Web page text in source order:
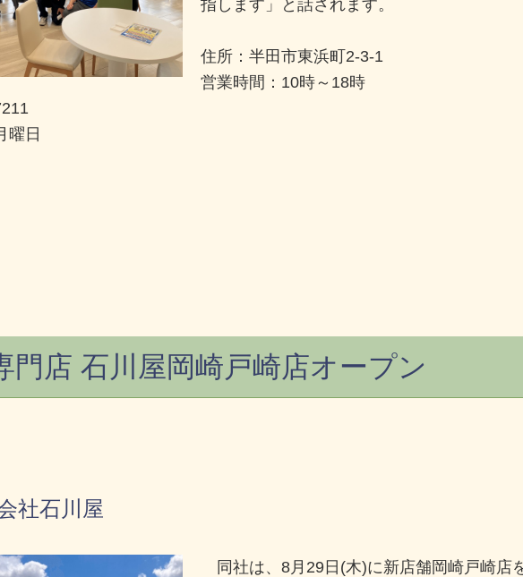
指します」と話されます。
住所：半田市東浜町2-3-1
営業時間：10時～18時
曜日
門店 石川屋岡崎戸崎店オープン
社石川屋
同社は、8月29日(木)に新店舗岡崎戸崎店